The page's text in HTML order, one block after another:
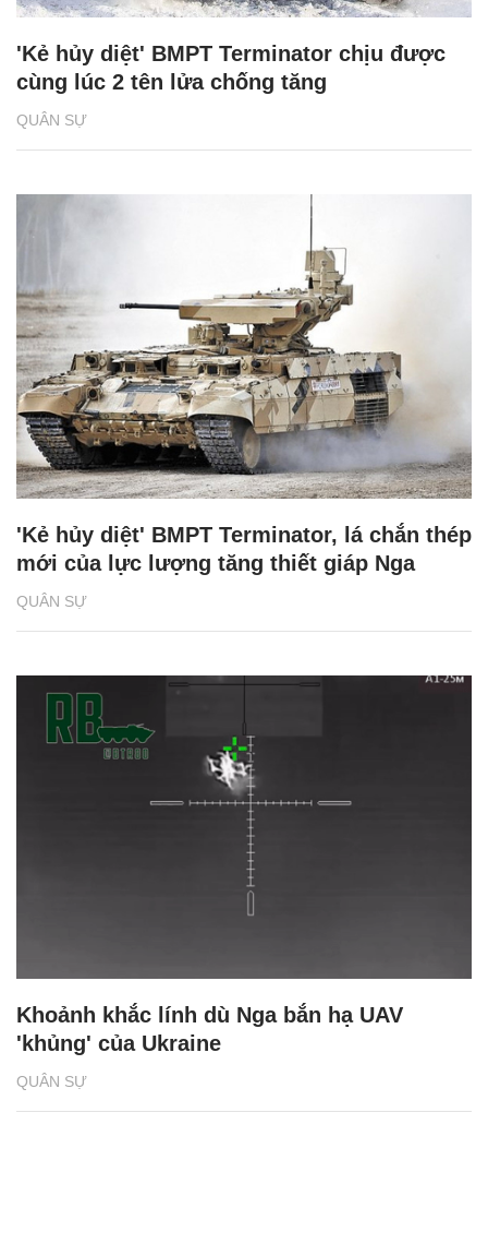
QUÂN SỰ
'Kẻ hủy diệt' BMPT Terminator chịu được
cùng lúc 2 tên lửa chống tăng
QUÂN SỰ
'Kẻ hủy diệt' BMPT Terminator, lá chắn thép
mới của lực lượng tăng thiết giáp Nga
QUÂN SỰ
Khoảnh khắc lính dù Nga bắn hạ UAV
'khủng' của Ukraine